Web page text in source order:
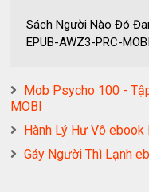
Sách Người Nào Đó
EPUB-AWZ3-PRC-MOBI
Mob Psycho 100 -
MOBI
Hành Lý Hư Vô
Gáy Người Thì Lạnh